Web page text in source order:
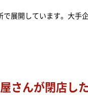
展開しています。大
さんが閉店し